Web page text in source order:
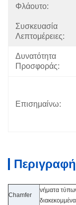
Φλάουτο:
Συσκευασία
Λεπτομέρειες:
Δυνατότητα
Προσφοράς:
Επισημαίνω:
Chamfer
νήματα